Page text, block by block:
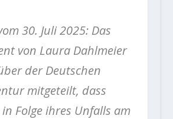
30. Juli 2025: Das
von Laura Dahlmeier
der Deutschen
mitgeteilt, dass
Folge ihres Unfalls am